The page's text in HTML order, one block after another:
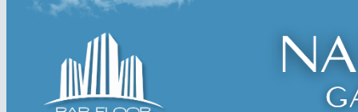
Kultura
Crna
kronika